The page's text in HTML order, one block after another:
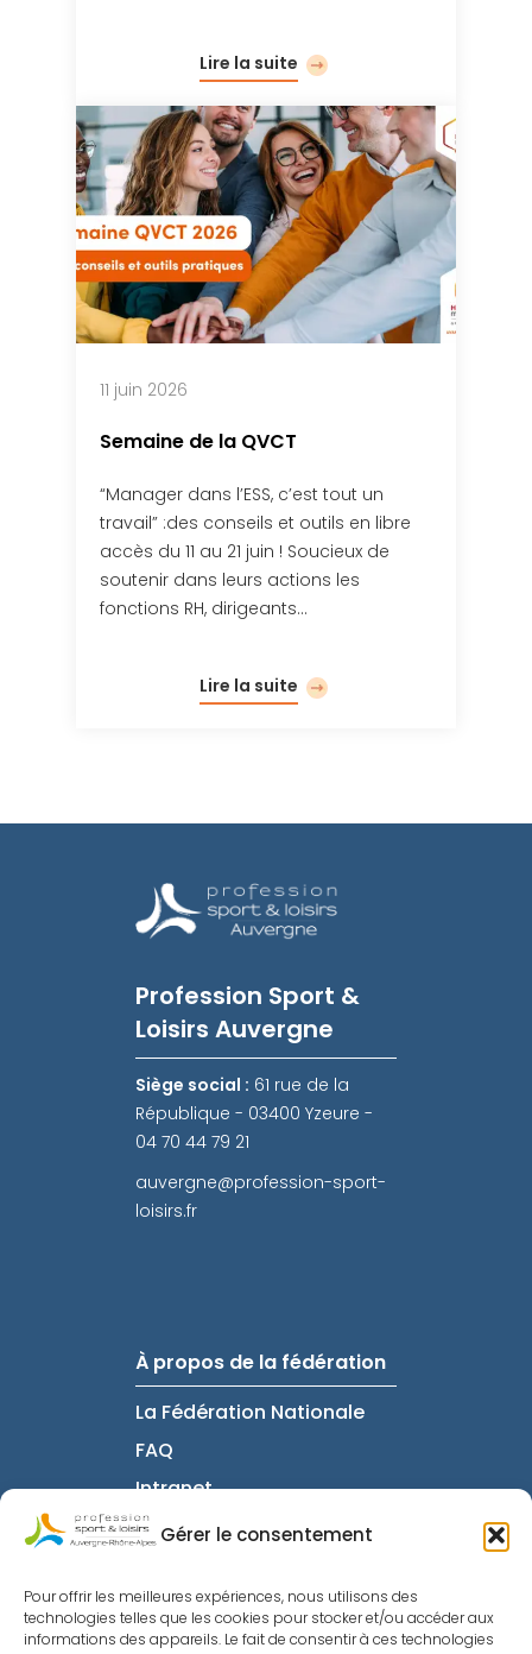
Gérer le consentement
Pour offrir les meilleures expériences, nous utilisons des
technologies telles que les cookies pour stocker et/ou accéder aux
informations des appareils. Le fait de consentir à ces technologies
Lire la suite
11 juin 2026
Semaine de la QVCT
“Manager dans l’ESS, c’est tout un
travail” :des conseils et outils en libre
accès du 11 au 21 juin ! Soucieux de
soutenir dans leurs actions les
fonctions RH, dirigeants…
Lire la suite
Profession Sport &
Loisirs Auvergne
Siège social : 61 rue de la
République - 03400 Yzeure -
04 70 44 79 21
auvergne@profession-sport-
loisirs.fr
À propos de la fédération
La Fédération Nationale
FAQ
Intranet
Informations utiles
Mentions Légales